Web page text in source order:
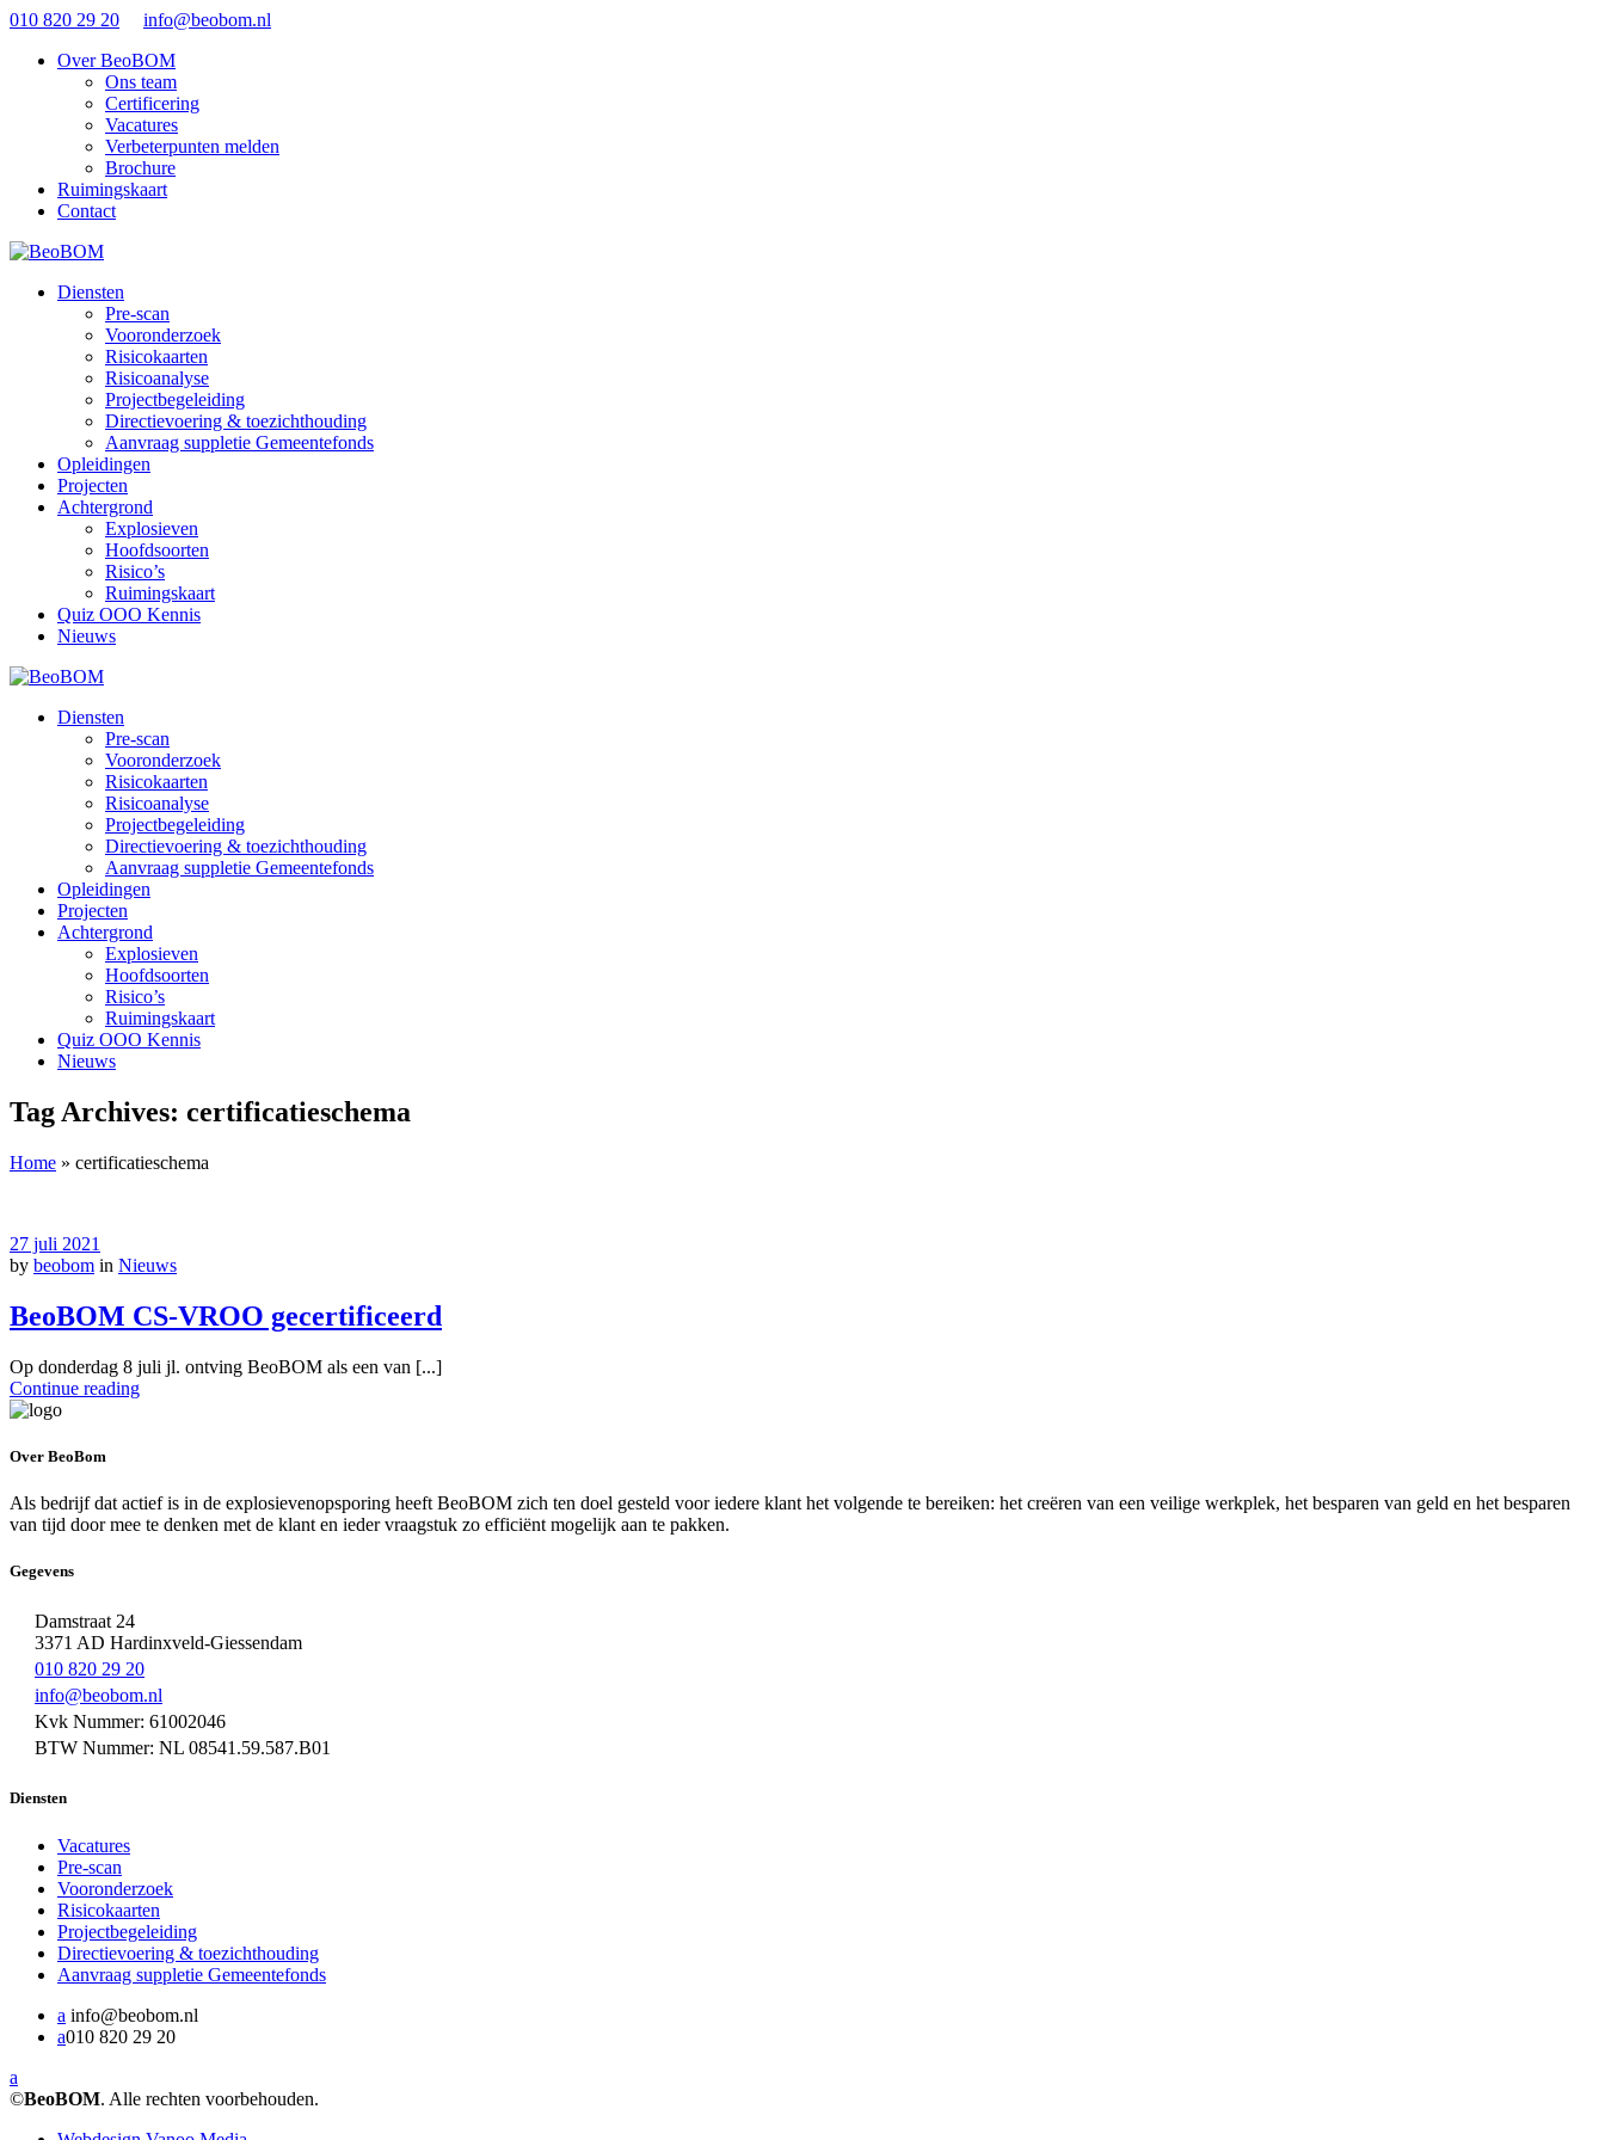
010 820 29 20
info@beobom.nl
Over BeoBOM
Ons team
Certificering
Vacatures
Verbeterpunten melden
Brochure
Ruimingskaart
Contact
Diensten
Pre-scan
Vooronderzoek
Risicokaarten
Risicoanalyse
Projectbegeleiding
Directievoering & toezichthouding
Aanvraag suppletie Gemeentefonds
Opleidingen
Projecten
Achtergrond
Explosieven
Hoofdsoorten
Risico’s
Ruimingskaart
Quiz OOO Kennis
Nieuws
Diensten
Pre-scan
Vooronderzoek
Risicokaarten
Risicoanalyse
Projectbegeleiding
Directievoering & toezichthouding
Aanvraag suppletie Gemeentefonds
Opleidingen
Projecten
Achtergrond
Explosieven
Hoofdsoorten
Risico’s
Ruimingskaart
Quiz OOO Kennis
Nieuws
Tag Archives: certificatieschema
Home » certificatieschema
27 juli 2021
by beobom in Nieuws
BeoBOM CS-VROO gecertificeerd
Op donderdag 8 juli jl. ontving BeoBOM als een van [...]
Continue reading
Over BeoBom
Als bedrijf dat actief is in de explosievenopsporing heeft BeoBOM zich ten doel gesteld voor iedere klant het volgende te bereiken: het creëren van een veilige werkplek, het besparen van geld en het besparen
van tijd door mee te denken met de klant en ieder vraagstuk zo efficiënt mogelijk aan te pakken.
Gegevens
Damstraat 24
3371 AD Hardinxveld-Giessendam
010 820 29 20
info@beobom.nl
Kvk Nummer: 61002046
BTW Nummer: NL 08541.59.587.B01
Diensten
Vacatures
Pre-scan
Vooronderzoek
Risicokaarten
Projectbegeleiding
Directievoering & toezichthouding
Aanvraag suppletie Gemeentefonds
a info@beobom.nl
a010 820 29 20
a
©BeoBOM. Alle rechten voorbehouden.